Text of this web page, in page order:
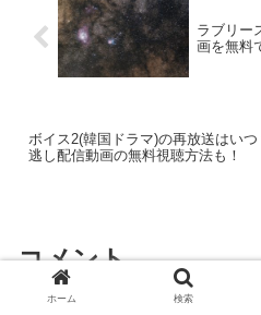
ラブリー
画を無料
ボイス2(韓国ドラマ)の再放送はいつ
逃し配信動画の無料視聴方法も！
コメント
ホーム 検索